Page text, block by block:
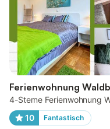
Ferienwohnung
4-Sterne Ferienwohnung
10
Fantastisch